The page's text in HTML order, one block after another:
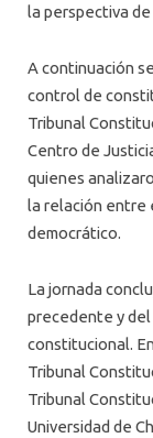
la perspectiva
A continuación
control de
Tribunal
Centro de
quienes
la relación entre
democrático.
La jornada
precedente y del
constitucional.
Tribunal
Tribunal
Universidad de